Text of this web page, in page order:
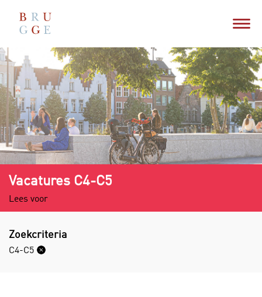
Vacatures C4-C5
Lees voor
Zoekcriteria
C4-C5